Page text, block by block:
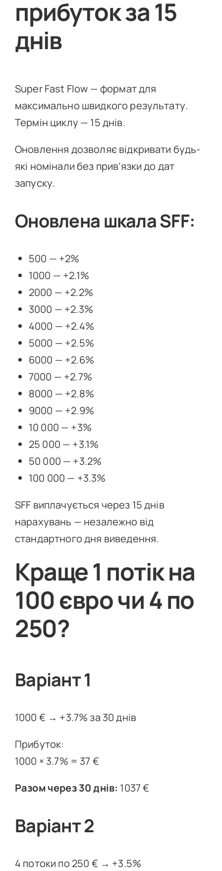
прибуток за 15
днів
Super Fast Flow — формат для
максимально швидкого результату.
Термін циклу — 15 днів.
Оновлення дозволяє відкривати будь-
які номінали без прив’язки до дат
запуску.
Оновлена шкала SFF:
500 — +2%
1000 — +2.1%
2000 — +2.2%
3000 — +2.3%
4000 — +2.4%
5000 — +2.5%
6000 — +2.6%
7000 — +2.7%
8000 — +2.8%
9000 — +2.9%
10 000 — +3%
25 000 — +3.1%
50 000 — +3.2%
100 000 — +3.3%
SFF виплачується через 15 днів
нарахувань — незалежно від
стандартного дня виведення.
Краще 1 потік на
100 євро чи 4 по
250?
Варіант 1
1000 € → +3.7% за 30 днів
Прибуток:
1000 × 3.7% = 37 €
Разом через 30 днів: 1037 €
Варіант 2
4 потоки по 250 € → +3.5%